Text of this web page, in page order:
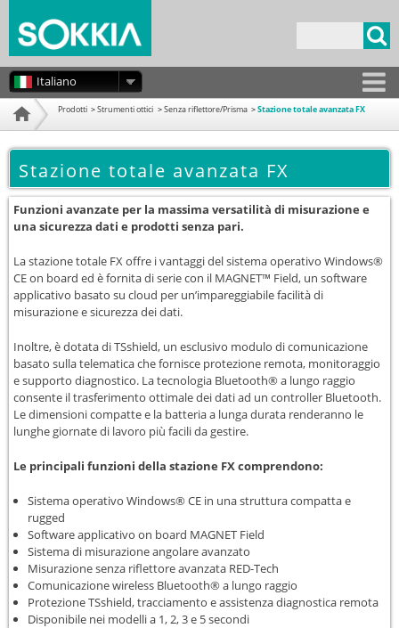
Form di ricerca
Italiano
Prodotti Strumenti ottici Senza riflettore/Prisma Stazione totale avanzata FX
Stazione totale avanzata FX
Funzioni avanzate per la massima versatilità di misurazione e
una sicurezza dati e prodotti senza pari.
La stazione totale FX offre i vantaggi del sistema operativo Windows®
CE on board ed è fornita di serie con il MAGNET™ Field, un software
applicativo basato su cloud per un’impareggiabile facilità di
misurazione e sicurezza dei dati.
Inoltre, è dotata di TSshield, un esclusivo modulo di comunicazione
basato sulla telematica che fornisce protezione remota, monitoraggio
e supporto diagnostico. La tecnologia Bluetooth® a lungo raggio
consente il trasferimento ottimale dei dati ad un controller Bluetooth.
Le dimensioni compatte e la batteria a lunga durata renderanno le
lunghe giornate di lavoro più facili da gestire.
Le principali funzioni della stazione FX comprendono:
Sistema operativo Windows® CE in una struttura compatta e
rugged
Software applicativo on board MAGNET Field
Sistema di misurazione angolare avanzato
Misurazione senza riflettore avanzata RED-Tech
Comunicazione wireless Bluetooth® a lungo raggio
Protezione TSshield, tracciamento e assistenza diagnostica remota
Disponibile nei modelli a 1, 2, 3 e 5 secondi